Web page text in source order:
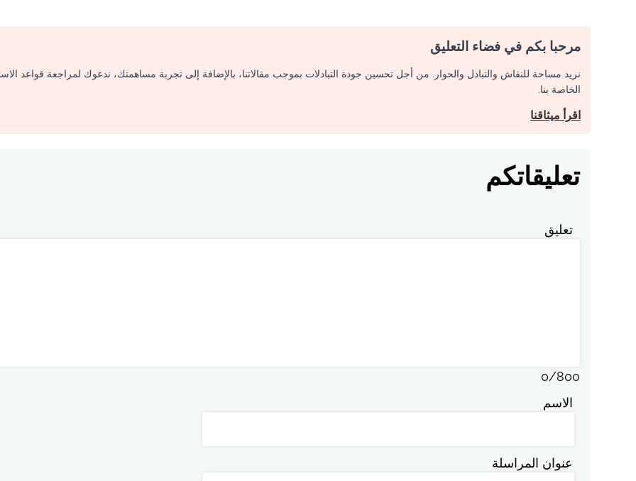
مرحبا بكم في فضاء التعليق
نريد مساحة للنقاش والتبادل والحوار. من أجل تحسين جودة التبادلات بموجب مقالاتنا، بالإضافة إلى تجربة مساهمتك، ندعوك لمراجعة قواعد
الخاصة بنا.
اقرأ ميثاقنا
تعليقاتكم
تعليق
0/800
الاسم
عنوان المراسلة